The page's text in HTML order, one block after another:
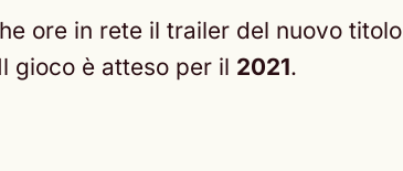
ore in rete il trailer del nuovo titolo
gioco è atteso per il 2021.